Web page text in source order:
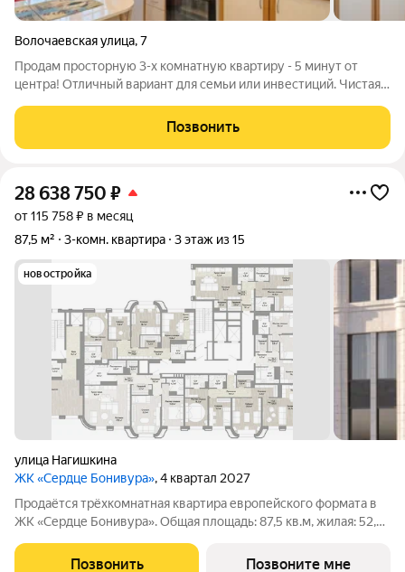
Волочаевская улица,7
Продам просторную 3-х комнатную квартиру - 5 минут от
центра! Отличный вариант для семьи или инвестиций. Чистая,
Санузел: раздельный.
Позвонить
28 638 750 ₽
от 115 758 ₽ в месяц
87,5 м²
3-комн. квартира 3 этаж из 15
новостройка
улица Нагишкина
ЖК «Сердце Бонивура», 4 квартал 2027
Продаётся трёхкомнатная квартира европейского формата в
ЖК «Сердце Бонивура». Общая площадь: 87,5 кв.м, жилая: 52,9
16,8 кв.м, гостиную 19,2 кв.м, кухню-нишу 7,2 кв.м, прихожую
Позвонить Позвоните мне